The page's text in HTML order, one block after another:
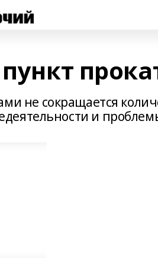
не сокращается
и